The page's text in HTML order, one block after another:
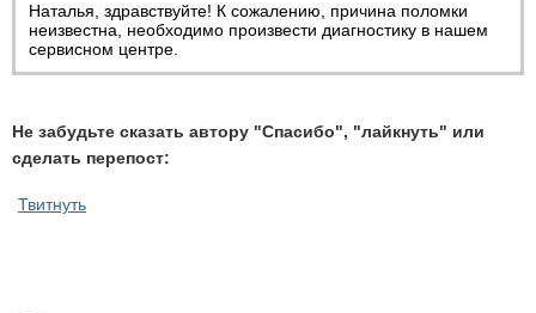
Наталья, здравствуйте! К сожалению, причина поломки
неизвестна, необходимо произвести диагностику в нашем
сервисном центре.
Не забудьте сказать автору "Спасибо", "лайкнуть" или
сделать перепост:
Твитнуть